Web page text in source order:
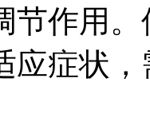
节作用
应症状